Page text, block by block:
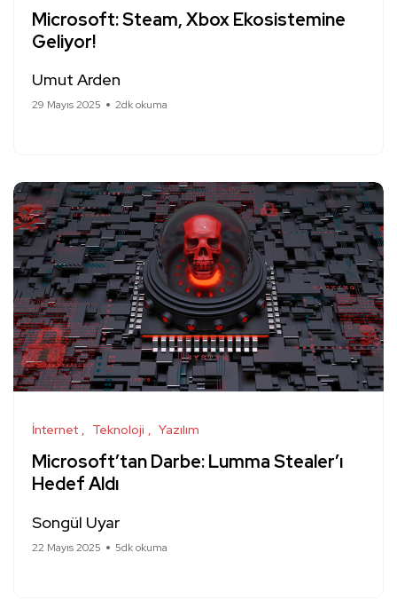
Microsoft: Steam, Xbox Ekosistemine
Geliyor!
Umut Arden
29 Mayıs 2025 2dk okuma
İnternet Teknoloji Yazılım
Microsoft’tan Darbe: Lumma Stealer’ı
Hedef Aldı
Songül Uyar
22 Mayıs 2025 5dk okuma